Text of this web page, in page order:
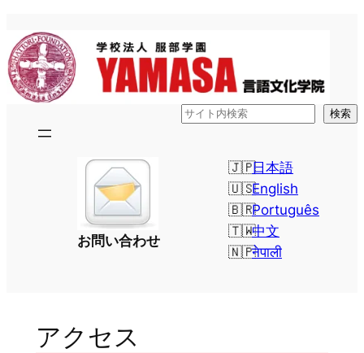
容
を
ス
検
検索
お問い合わせ
English
日本語
नेपाली
Português
中文
アクセス